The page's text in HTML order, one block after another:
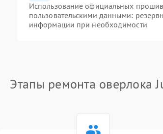
Использование официальных
пользовательскими данными:
информации при необходимости
Этапы ремонта оверлока